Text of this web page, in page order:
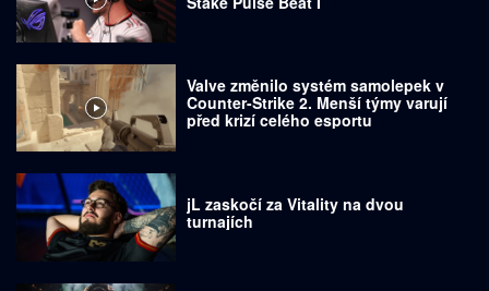
Valve změnilo systém samolepek v
Counter-Strike 2. Menší týmy varují
před krizí celého esportu
jL zaskočí za Vitality na dvou
turnajích